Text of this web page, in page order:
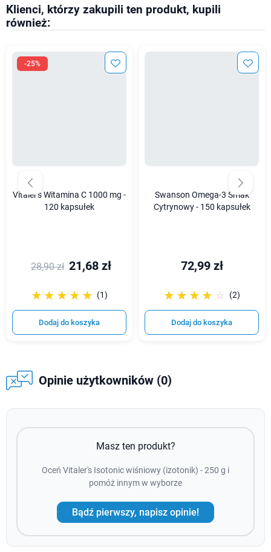
Klienci, którzy zakupili ten produkt, kupili
również:
-25%
Vitaler's Witamina C 1000 mg -
120 kapsułek
28,90 zł 21,68 zł
☆☆☆☆☆
★★★★★ (1)
Dodaj do koszyka
Swanson Omega-3 Smak
Cytrynowy - 150 kapsułek
72,99 zł
☆☆☆☆☆
★★★★★ (2)
Dodaj do koszyka
Opinie użytkowników (0)
Masz ten produkt?
Oceń Vitaler's Isotonic wiśniowy (izotonik) - 250 g i
pomóż innym w wyborze
Bądź pierwszy, napisz opinie!